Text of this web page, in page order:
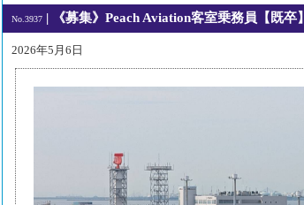
No.3937 | 《募集》Peach Aviation客室乗務員【既卒】
2026年5月6日